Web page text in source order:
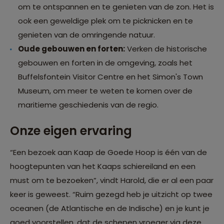
om te ontspannen en te genieten van de zon. Het is
ook een geweldige plek om te picknicken en te
genieten van de omringende natuur.
Oude gebouwen en forten:Verken de historische
gebouwen en forten in de omgeving, zoals het
Buffelsfontein Visitor Centre en het Simon's Town
Museum, om meer te weten te komen over de
maritieme geschiedenis van de regio.
Onze eigen ervaring
“Een bezoek aan Kaap de Goede Hoop is één van de
hoogtepunten van het Kaaps schiereiland en een
must om te bezoeken”, vindt Harold, die er al een paar
keer is geweest. “Ruim gezegd heb je uitzicht op twee
oceanen (de Atlantische en de Indische) en je kunt je